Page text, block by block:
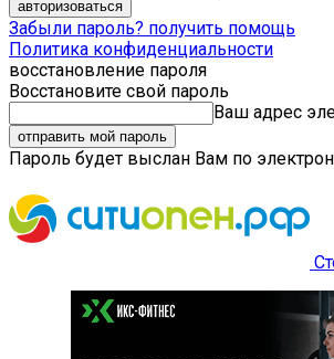
Забыли пароль? получить помощь
Политика конфиденциальности
восстановление пароля
Восстановите свой пароль
Ваш адрес
Пароль будет выслан Вам по